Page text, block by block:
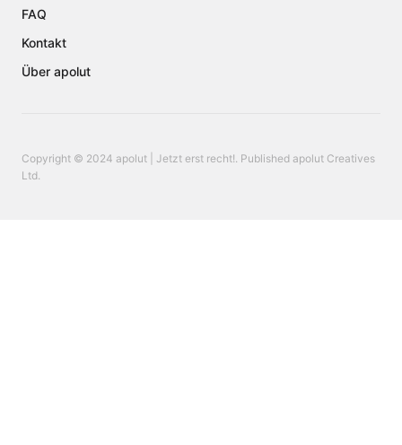
FAQ
Kontakt
Über apolut
Copyright © 2024 apolut | Jetzt erst recht!. Published apolut Creatives
Ltd.